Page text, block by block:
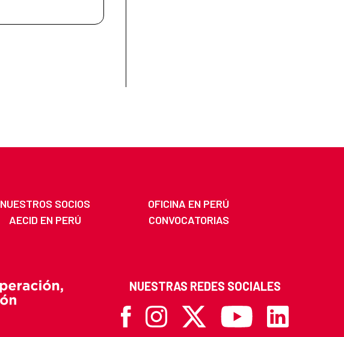
NUESTROS SOCIOS
OFICINA EN PERÚ
AECID EN PERÚ
CONVOCATORIAS
NUESTRAS REDES SOCIALES
FacebookInstagram
X Youtube Linkedin